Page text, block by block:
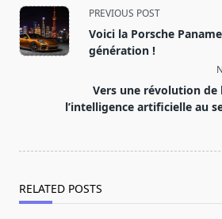
<span
class="nav-
subtitle
text">Page</span>
PREVIOUS POST
Voici la Porsche
génération !
Vers une révolution de
l’intelligence artificielle au
RELATED POSTS